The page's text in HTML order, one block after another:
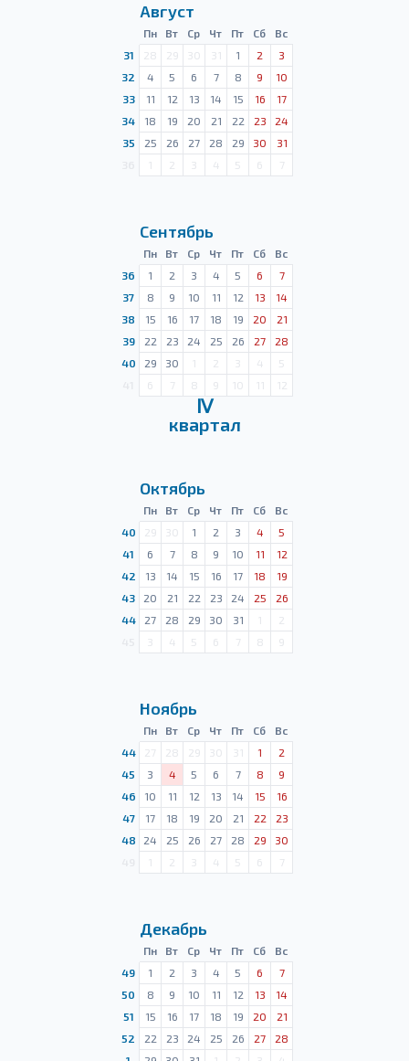
Август
Пн Вт Ср Чт Пт Сб
Вс
31
28 29 30 31 1 2
3
32
4 5 6 7 8 9
10
33
11 12 13 14 15 16
17
34
18 19 20 21 22 23
24
35
25 26 27 28 29 30
31
1 2 3 4 5 6 7
Сентябрь
Пн Вт Ср Чт Пт Сб
Вс
36
1 2 3 4 5 6
7
37
8 9 10 11 12 13
14
38
15 16 17 18 19 20
21
39
22 23 24 25 26 27
28
40
29 30 1 2 3 4
5
6 7 8 9 10 11 12
Ⅳ
квартал
Октябрь
Пн Вт Ср Чт Пт Сб
Вс
40
29 30 1 2 3 4
5
41
6 7 8 9 10 11
12
42
13 14 15 16 17 18
19
43
20 21 22 23 24 25
26
44
27 28 29 30 31 1
2
3 4 5 6 7 8 9
Ноябрь
Пн Вт Ср Чт Пт Сб
Вс
44
27 28 29 30 31 1
2
45
3 4 5 6 7 8
9
46
10 11 12 13 14 15
16
47
17 18 19 20 21 22
23
48
24 25 26 27 28 29
30
1 2 3 4 5 6 7
Декабрь
Пн Вт Ср Чт Пт Сб
Вс
49
1 2 3 4 5 6
7
50
8 9 10 11 12 13
14
51
15 16 17 18 19 20
21
52
22 23 24 25 26 27
28